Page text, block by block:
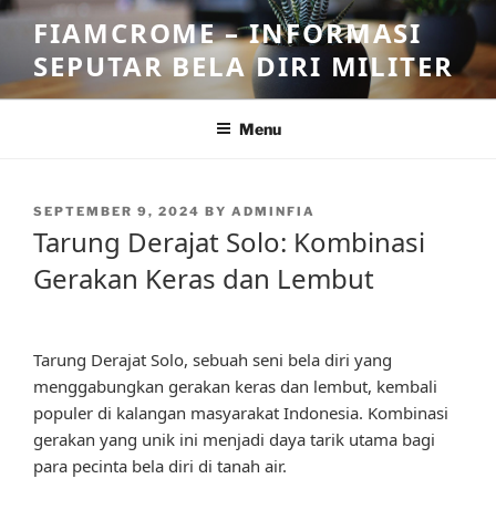
Skip
content
FIAMCROME – INFORMASI
SEPUTAR BELA DIRI MILITER
Menu
POSTED
SEPTEMBER 9, 2024 BY ADMINFIA
Tarung Derajat Solo: Kombinasi
Gerakan Keras dan Lembut
Tarung Derajat Solo, sebuah seni bela diri yang
menggabungkan gerakan keras dan lembut, kembali
populer di kalangan masyarakat Indonesia. Kombinasi
gerakan yang unik ini menjadi daya tarik utama bagi
para pecinta bela diri di tanah air.